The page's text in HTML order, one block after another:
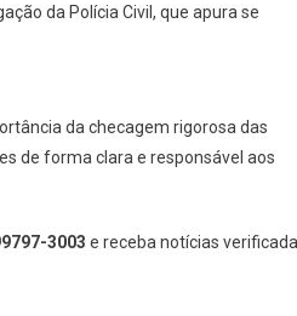
da Polícia Civil, que apura se
da checagem rigorosa das
de forma clara e responsável aos
3003 e receba notícias